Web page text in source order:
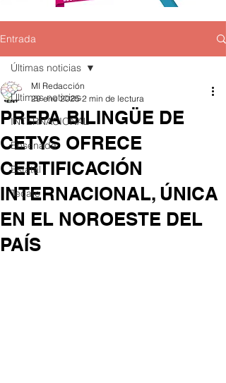
Entrada
Últimas noticias
INTERNACIONAL
Ensenada
Estatal
Tecate
Últimas noticias
PREPA BILINGÜE DE
CETYS OFRECE
CERTIFICACIÓN
INTERNACIONAL, ÚNICA
EN EL NOROESTE DEL
PAÍS
MI Redacción
29 ene 2025 2 min de lectura